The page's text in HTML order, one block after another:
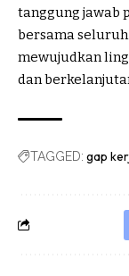
tanggung jawab
bersama
mewujudkan
dan
TAGGED: gap